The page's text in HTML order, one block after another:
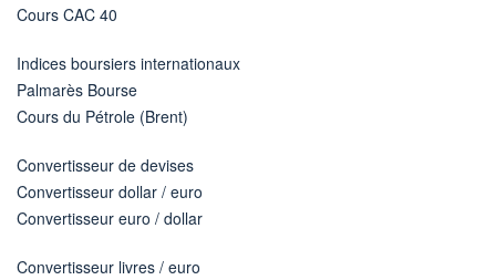
Cours CAC 40
Indices boursiers internationaux
Palmarès Bourse
Cours du Pétrole (Brent)
Convertisseur de devises
Convertisseur dollar / euro
Convertisseur euro / dollar
Convertisseur livres / euro